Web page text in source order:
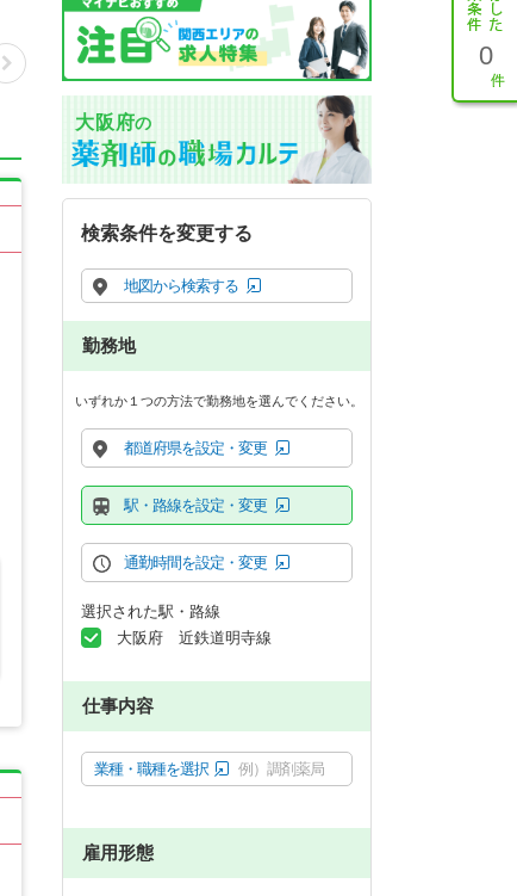
0
大阪府の
検索条件を変更する
地図から検索する
勤務地
いずれか１つの方法で勤務地を選んでください。
都道府県を設定・変更
駅・路線を設定・変更
通勤時間を設定・変更
選択された駅・路線
大阪府 近鉄道明寺線
仕事内容
業種・職種を選択 例）調剤薬局
雇用形態